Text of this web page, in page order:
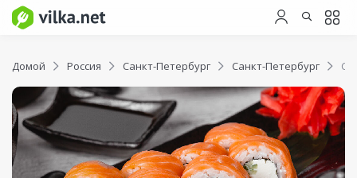
Домой Россия Санкт-Петербург Санкт-Петербург